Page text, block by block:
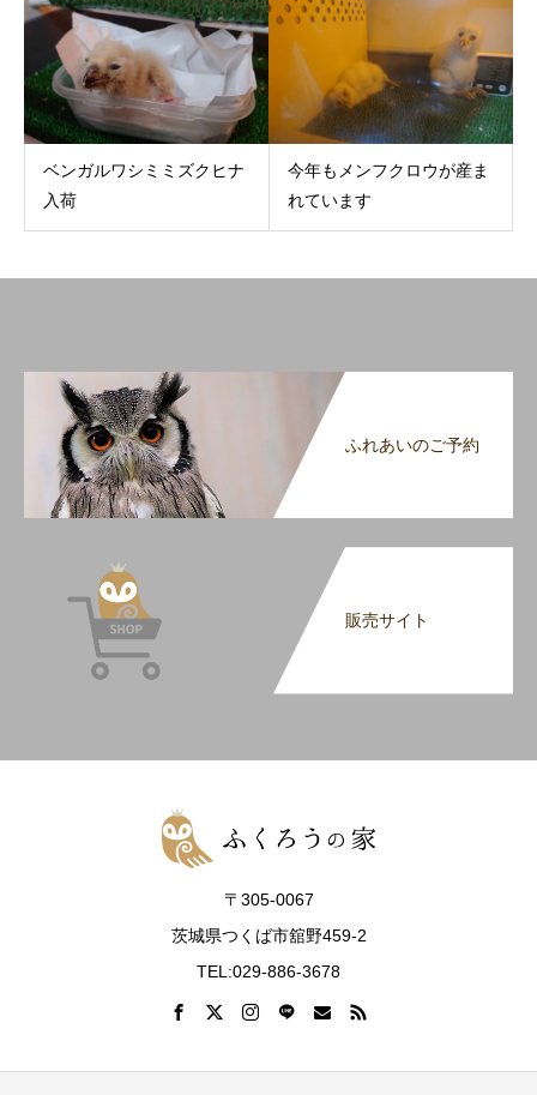
ベンガルワシミミズクヒナ
入荷
今年もメンフクロウが産ま
れています
ふれあいのご予約
販売サイト
〒305-0067
茨城県つくば市舘野459-2
TEL:029-886-3678